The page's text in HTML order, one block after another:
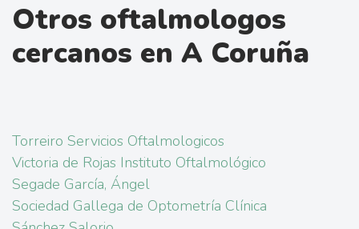
Otros oftalmologos
cercanos en A Coruña
Torreiro Servicios Oftalmologicos
Victoria de Rojas Instituto Oftalmológico
Segade García, Ángel
Sociedad Gallega de Optometría Clínica